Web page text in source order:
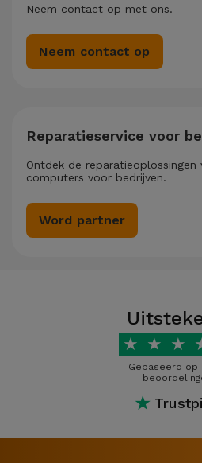
Neem contact op met ons.
Neem contact op
Reparatieservice voor
Ontdek de
computers voor bedrijven.
Word partner
★ ★ ★
Gebaseerd op
★